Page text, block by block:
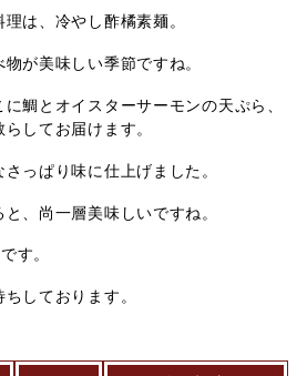
は、冷やし酢橘素麺。
が美味しい季節ですね。
鯛とオイスターサーモンの天ぷら、
してお届けます。
っぱり味に仕上げました。
、尚一層美味しいですね。
す。
しております。